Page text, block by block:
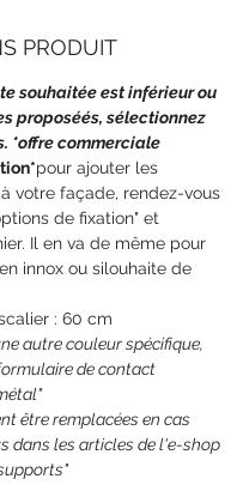
PRODUIT
souhaitée est inférieur ou
proposéés, sélectionnez
*offre commerciale
pour ajouter les
votre façade, rendez-vous
de fixation" et
Il en va de même pour
innox ou silouhaite de
: 60 cm
autre couleur spécifique,
de contact
être remplacées en cas
dans les articles de l'e-shop